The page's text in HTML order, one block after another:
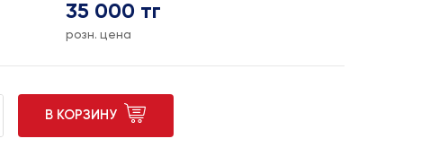
35 000 тг
розн. цена
В КОРЗИНУ